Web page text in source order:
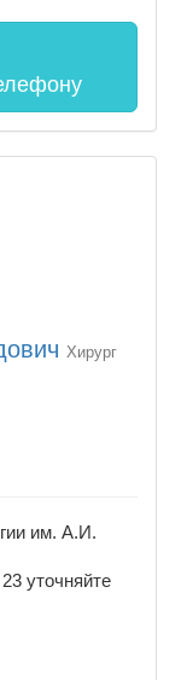
Хирург
им. А.И.
уточняйте